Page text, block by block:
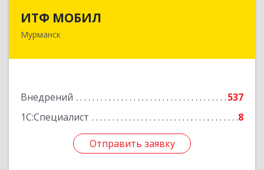
ИТФ МОБИЛ
Мурманск
Внедрений
537
1С:Специалист
8
Отправить заявку
183038, Мурманская обл, Мурманск г, Терский
Отправить заявку